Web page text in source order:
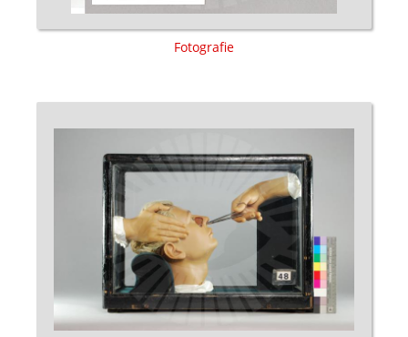
Fotografie